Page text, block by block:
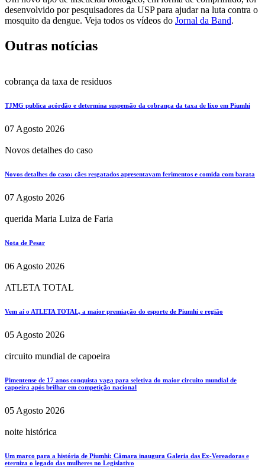
desenvolvido por pesquisadores da USP para ajudar na luta contra o
mosquito da dengue. Veja todos os vídeos do Jornal da Band.
Outras notícias
cobrança da taxa de residuos
TJMG publica acórdão e determina suspensão da cobrança da taxa de lixo em Piumhi
07 Agosto 2026
Novos detalhes do caso
Novos detalhes do caso: cães resgatados apresentavam ferimentos e comida com barata
07 Agosto 2026
querida Maria Luiza de Faria
Nota de Pesar
06 Agosto 2026
ATLETA TOTAL
Vem aí o ATLETA TOTAL, a maior premiação do esporte de Piumhi e região
05 Agosto 2026
circuito mundial de capoeira
Pimentense de 17 anos conquista vaga para seletiva do maior circuito mundial de
capoeira após brilhar em competição nacional
05 Agosto 2026
noite histórica
Um marco para a história de Piumhi: Câmara inaugura Galeria das Ex-Vereadoras e
eterniza o legado das mulheres no Legislativo